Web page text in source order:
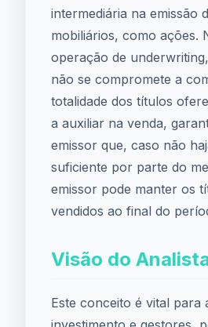
intermediária na emissão
mobiliários, como ações.
operação de
não se compromete a
totalidade dos títulos
a auxiliar na venda,
emissor que, caso não
suficiente por parte do
emissor pode manter os
vendidos ao final do
Visão do
Este conceito é vital para